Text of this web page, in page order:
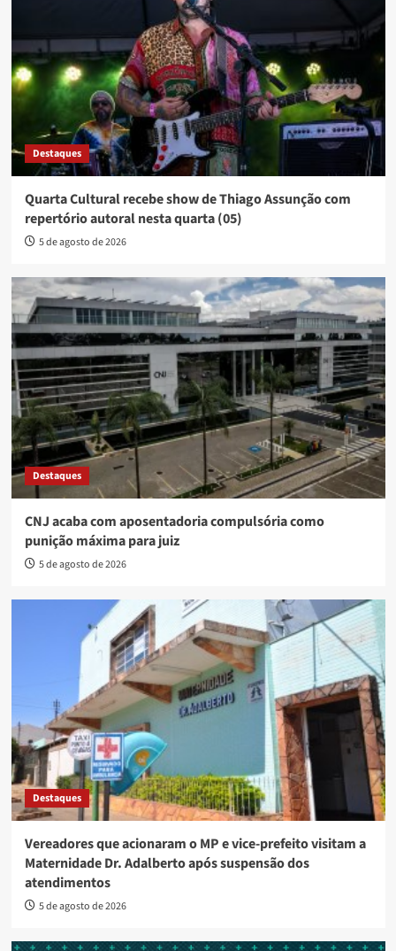
Destaques
Quarta Cultural recebe show de Thiago Assunção com
repertório autoral nesta quarta (05)
5 de agosto de 2026
Destaques
CNJ acaba com aposentadoria compulsória como
punição máxima para juiz
5 de agosto de 2026
Destaques
Vereadores que acionaram o MP e vice-prefeito visitam a
Maternidade Dr. Adalberto após suspensão dos
atendimentos
5 de agosto de 2026